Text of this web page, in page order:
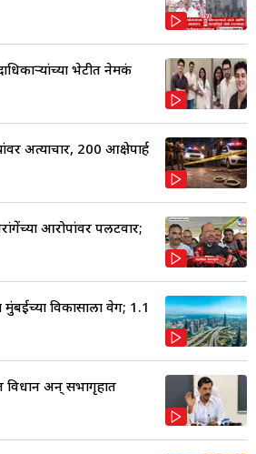
भेटीत नेमकं
अत्याचार, 200 आक्षेपार्ह
आरोपांवर पलटवार;
विकासाला वेग; 1.1
विधान अन् सभागृहात